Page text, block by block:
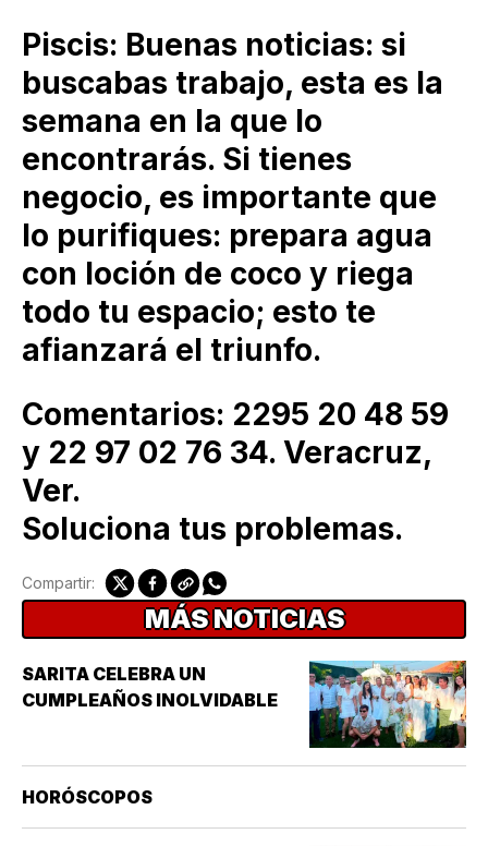
Piscis: Buenas noticias: si
buscabas trabajo, esta es la
semana en la que lo
encontrarás. Si tienes
negocio, es importante que
lo purifiques: prepara agua
con loción de coco y riega
todo tu espacio; esto te
afianzará el triunfo.
Comentarios: 2295 20 48 59
y 22 97 02 76 34. Veracruz,
Ver.
Soluciona tus problemas.
Compartir:
MÁS NOTICIAS
SARITA CELEBRA UN
CUMPLEAÑOS INOLVIDABLE
HORÓSCOPOS